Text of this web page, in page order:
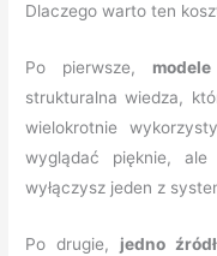
Dlaczego warto ten
Po pierwsze,
strukturalna wiedza,
wielokrotnie
wyglądać pięknie,
wyłączysz jeden z
Po drugie, jedno